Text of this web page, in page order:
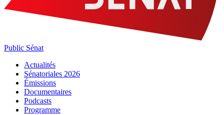
Public Sénat
Actualités
Sénatoriales 2026
Émissions
Documentaires
Podcasts
Programme